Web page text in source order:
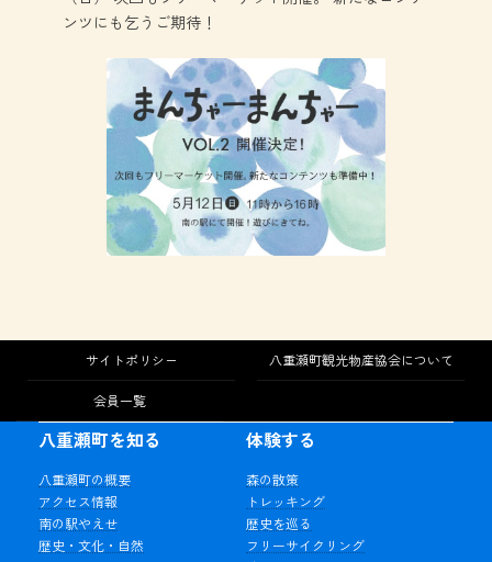
ンツにも乞うご期待！
サイトポリシー 八重瀬町観光物産協会について
会員一覧
八重瀬町を知る
八重瀬町の概要
アクセス情報
南の駅やえせ
歴史・文化・自然
体験する
森の散策
トレッキング
歴史を巡る
フリーサイクリング